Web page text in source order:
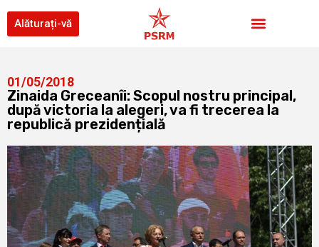
Alăturați-vă
01/05/2018
Zinaida Greceanîi: Scopul nostru principal,
după victoria la alegeri, va fi trecerea la
republică prezidențială